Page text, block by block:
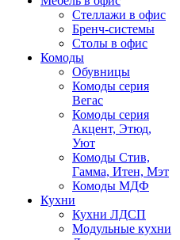
Стеллажи в офис
Бренч-системы
Столы в офис
Комоды
Обувницы
Комоды серия
Вегас
Комоды серия
Акцент, Этюд,
Уют
Комоды Стив,
Гамма, Итен, Мэт
Комоды МДФ
Кухни
Кухни ЛДСП
Модульные кухни